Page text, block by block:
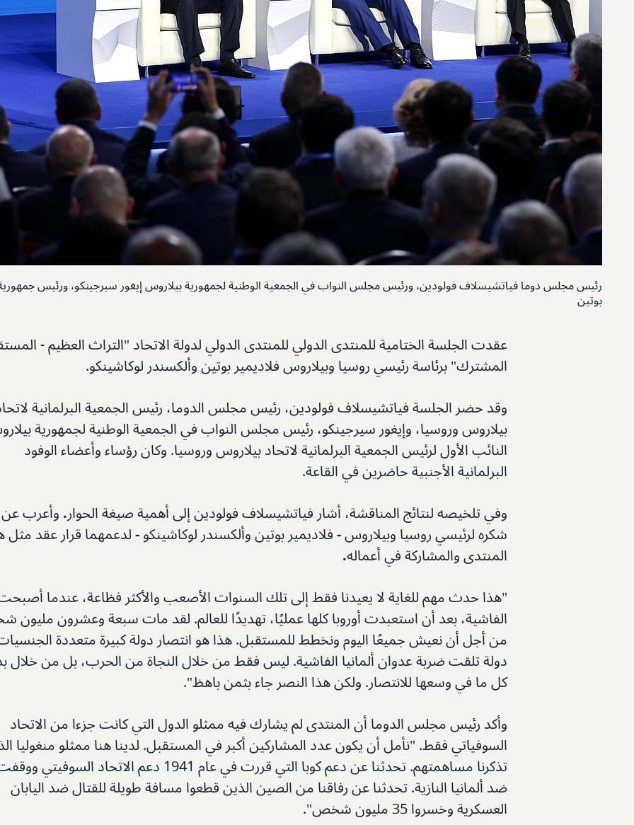
رئيس مجلس دوما فياتشيسلاف فولودين، ورئيس مجلس النواب في الجمعية الوطنية لجمهورية بيلاروس إيغور سيرجينكو، ورئيس جمهورية
بوتين
عقدت الجلسة الختامية للمنتدى الدولي للمنتدى الدولي لدولة الاتحاد "التراث العظيم -
المشترك" برئاسة رئيسي روسيا وبيلاروس فلاديمير بوتين وألكسندر لوكاشينكو.
وقد حضر الجلسة فياتشيسلاف فولودين، رئيس مجلس الدوما، رئيس الجمعية البرلمانية
بيلاروس وروسيا، وإيغور سيرجينكو، رئيس مجلس النواب في الجمعية الوطنية لجمهورية
النائب الأول لرئيس الجمعية البرلمانية لاتحاد بيلاروس وروسيا. وكان رؤساء وأعضاء الوفود
البرلمانية الأجنبية حاضرين في القاعة.
وفي تلخيصه لنتائج المناقشة، أشار فياتشيسلاف فولودين إلى أهمية صيغة الحوار.وأعرب عن
شكره لرئيسي روسيا وبيلاروس-فلاديمير بوتين وألكسندر لوكاشينكو-لدعمهما قرار عقد مثل
المنتدى والمشاركة في أعماله.
"هذا حدث مهم للغاية لا يعيدنا فقط إلى تلك السنوات الأصعب والأكثر فظاعة، عندما
الفاشية، بعد أن استعبدت أوروبا كلها عمليًا، تهديدًا للعالم. لقد مات سبعة وعشرون
من أجل أن نعيش جميعًا اليوم ونخطط للمستقبل. هذا هو انتصار دولة كبيرة متعددة
دولة تلقت ضربة عدوان ألمانيا الفاشية. ليس فقط من خلال النجاة من الحرب، بل من خلال
كل ما في وسعها للانتصار. ولكن هذا النصر جاء بثمن باهظ".
وأكد رئيس مجلس الدوما أن المنتدى لم يشارك فيه ممثلو الدول التي كانت جزءا من الاتحاد
السوفياتي فقط. "نأمل أن يكون عدد المشاركين أكبر في المستقبل. لدينا هنا ممثلو منغوليا
تذكرنا مساهمتهم. تحدثنا عن دعم كوبا التي قررت في عام 1941 دعم الاتحاد السوفيتي
ضد ألمانيا النازية. تحدثنا عن رفاقنا من الصين الذين قطعوا مسافة طويلة للقتال ضد اليابان
العسكرية وخسروا 35 مليون شخص".